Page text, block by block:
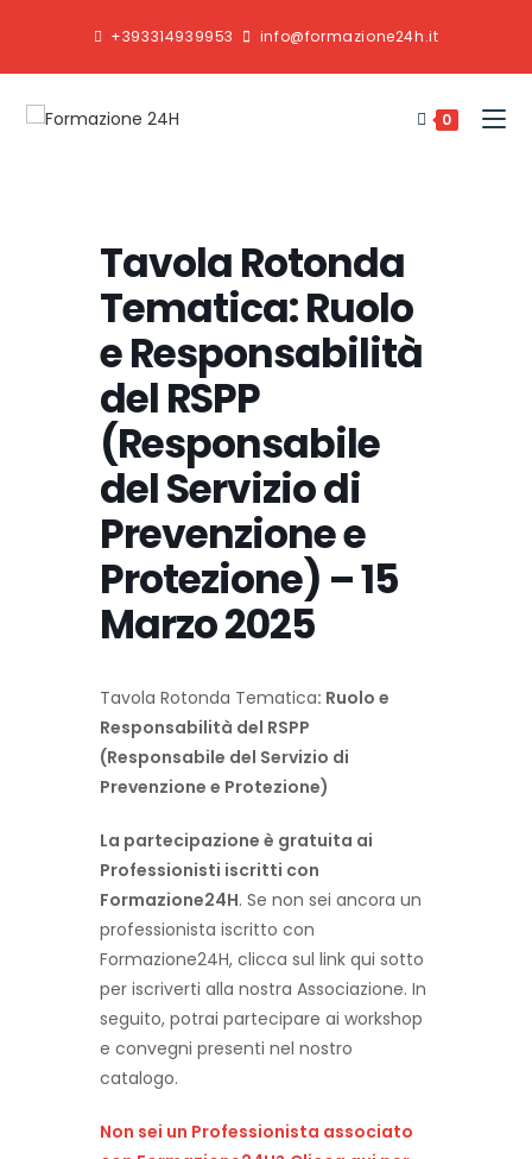
+393314939953 info@formazione24h.it
0
Tavola Rotonda
Tematica: Ruolo
e Responsabilità
del RSPP
(Responsabile
del Servizio di
Prevenzione e
Protezione) – 15
Marzo 2025
Tavola Rotonda Tematica: Ruolo e
Responsabilità del RSPP
(Responsabile del Servizio di
Prevenzione e Protezione)
La partecipazione è gratuita ai
Professionisti iscritti con
Formazione24H. Se non sei ancora un
professionista iscritto con
Formazione24H, clicca sul link qui sotto
per iscriverti alla nostra Associazione. In
seguito, potrai partecipare ai workshop
e convegni presenti nel nostro
catalogo.
Non sei un Professionista associato